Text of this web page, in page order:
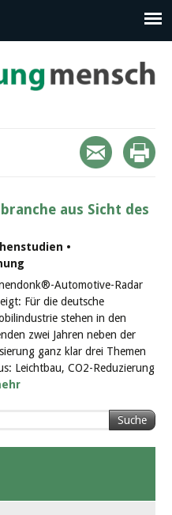
aus Sicht des
•
Automotive-Radar
Für die deutsche
stehen in den
zwei Jahren neben der
ganz klar drei Themen
Leichtbau, CO2-Reduzierung
Suche